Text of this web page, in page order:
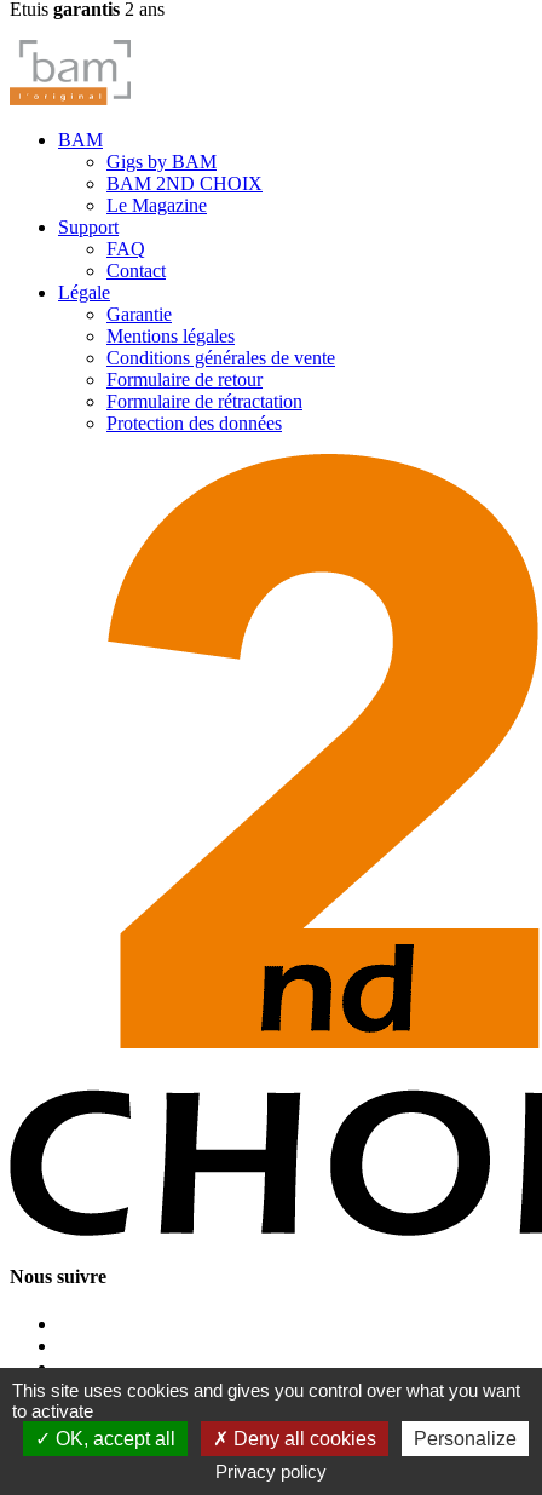
Etuis garantis 2 ans
BAM
Gigs by BAM
BAM 2ND CHOIX
Le Magazine
Support
FAQ
Contact
Légale
Garantie
Mentions légales
Conditions générales de vente
Formulaire de retour
Formulaire de rétractation
Protection des données
Nous suivre
Copyright © Bamcases 2026 -
générales de vente-Réalisé par Tokiz Digital-Comment référencer
son site internet-Gestions des Cookies
This site uses cookies and gives you control over what you want
to activate
OK, accept all
Deny all cookies
Personalize
Privacy policy